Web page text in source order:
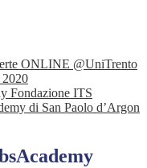
ONLINE @UniTrento
Fondazione ITS
di San Paolo d’Argon